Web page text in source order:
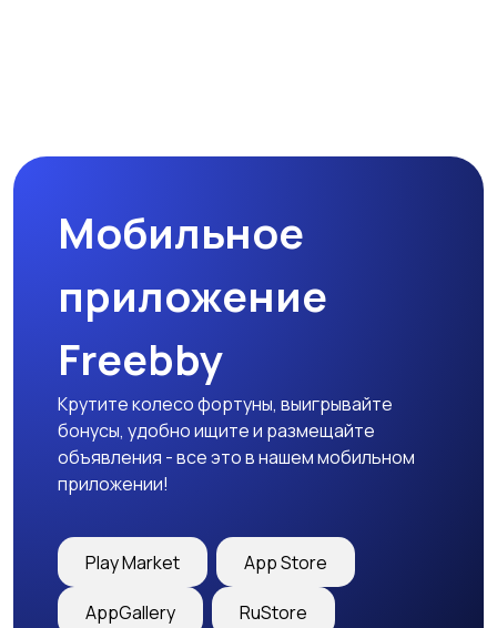
Медицина Начало карьеры
Образование и наука
закупки
Мобильное
приложение
Freebby
Крутите колесо фортуны, выигрывайте
бонусы, удобно ищите и размещайте
объявления - все это в нашем мобильном
приложении!
Play Market App Store
AppGallery RuStore